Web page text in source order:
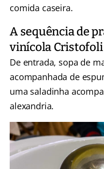
comida caseira.
A sequência de
vinícola Cristofoli
De entrada, sopa de
acompanhada de
uma saladinha
alexandria.